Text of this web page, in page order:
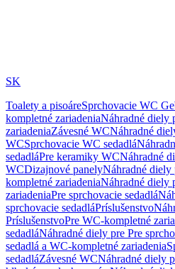
SK
Toalety a pisoáreSprchovacie WC
kompletné zariadeniaNáhradné diely
zariadeniaZávesné WCNáhradné
WCSprchovacie WC sedadlá
sedadláPre keramiky WCNáhradné
WCDizajnové panelyNáhradné diely
kompletné zariadeniaNáhradné diely
zariadeniaPre sprchovacie sedadlá
sprchovacie sedadláPríslušenstvo
PríslušenstvoPre WC-kompletné
sedadláNáhradné diely pre Pre
sedadlá a WC-kompletné zariadenia
sedadláZávesné WCNáhradné diely